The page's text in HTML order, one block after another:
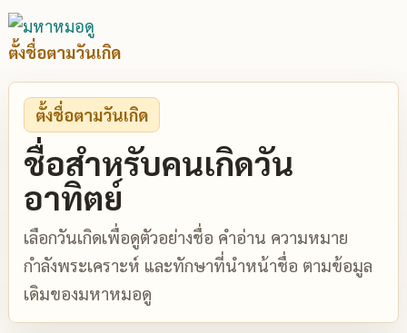
ตั้งชื่อตามวันเกิด
ตั้งชื่อตามวันเกิด
ชื่อสำหรับคนเกิดวัน
อาทิตย์
เลือกวันเกิดเพื่อดูตัวอย่างชื่อ คำอ่าน ความหมาย
กำลังพระเคราะห์ และทักษาที่นำหน้าชื่อ ตามข้อมูล
เดิมของมหาหมอดู